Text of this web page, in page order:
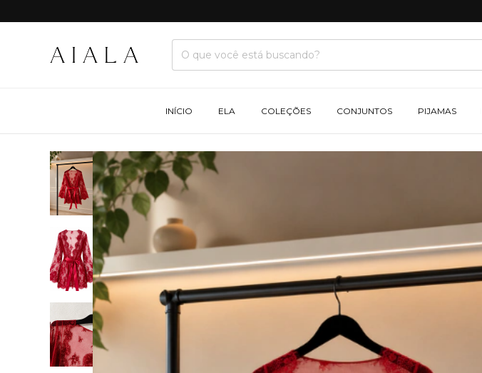
INÍCIO ELA COLEÇÕES CONJUNTOS PIJAMAS